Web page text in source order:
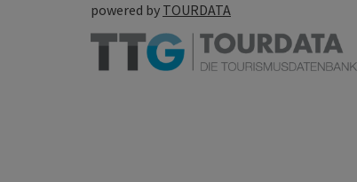
powered by TOURDATA